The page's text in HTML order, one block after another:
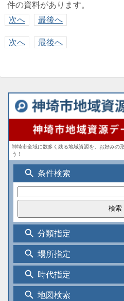
件の資料があります。
次へ
最後へ
次へ 最後へ
神埼市全域に数多く残る地域資源を、お好みの
う！
search 条件検索
search 分類指定
search 場所指定
search 時代指定
search 地図検索